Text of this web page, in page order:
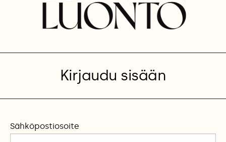
Kirjaudu sisään
Sähköpostiosoite